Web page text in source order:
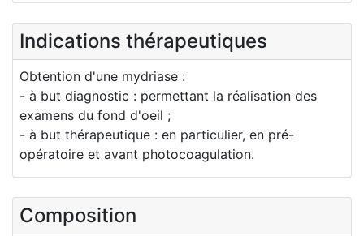
Indications thérapeutiques
Obtention d'une mydriase :
- à but diagnostic : permettant la réalisation des
examens du fond d'oeil ;
- à but thérapeutique : en particulier, en pré-
opératoire et avant photocoagulation.
Composition